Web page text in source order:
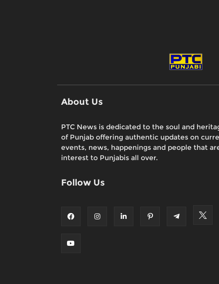
About Us
PTC News is dedicated to the soul and
of Punjab offering authentic updates on
events, news, happenings and people that
interest to Punjabis all over.
Follow Us